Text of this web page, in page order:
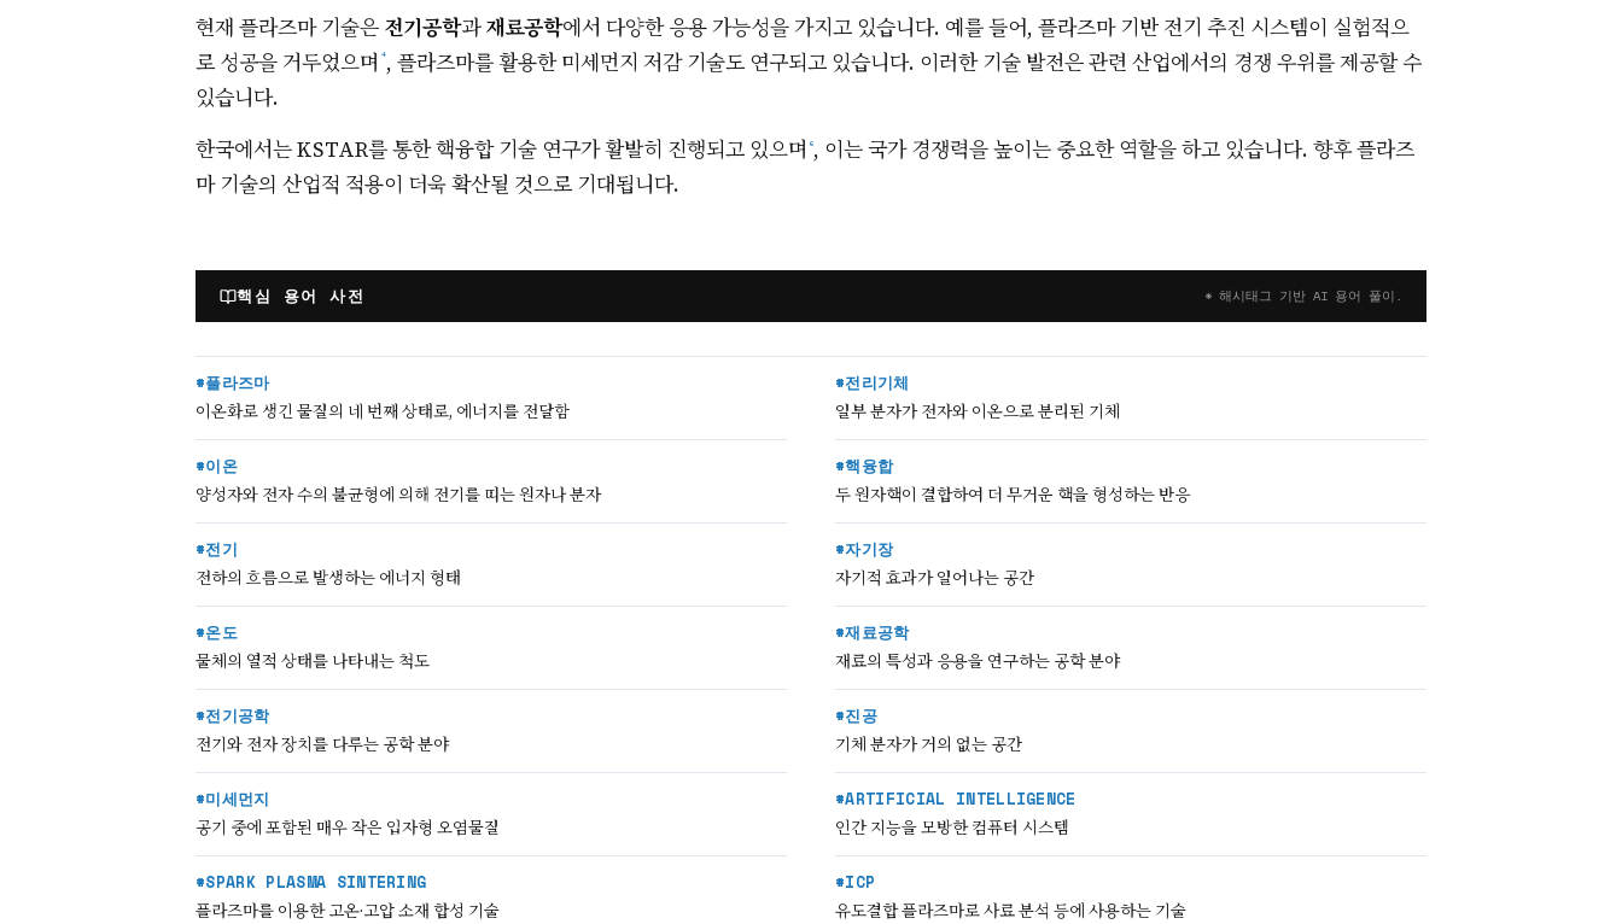
현재 플라즈마 기술은 전기공학과재료공학에서 다양한 응용 가능성을 가지고 있습니다. 예를 들어, 플라즈마 기반 전기 추진 시스템이 실험적으
로 성공을 거두었으며 ⁴, 플라즈마를 활용한 미세먼지 저감 기술도 연구되고 있습니다. 이러한 기술 발전은 관련 산업에서의 경쟁 우위를 제공할 수
있습니다.
한국에서는 KSTAR를 통한 핵융합 기술 연구가 활발히 진행되고 있으며 ⁶, 이는 국가 경쟁력을 높이는 중요한 역할을 하고 있습니다. 향후 플라즈
마 기술의 산업적 적용이 더욱 확산될 것으로 기대됩니다.
핵심 용어 사전 * 해시태그 기반 AI 용어 풀이.
#플라즈마
이온화로 생긴 물질의 네 번째 상태로, 에너지를 전달함
#전리기체
일부 분자가 전자와 이온으로 분리된 기체
#이온
양성자와 전자 수의 불균형에 의해 전기를 띠는 원자나 분자
#핵융합
두 원자핵이 결합하여 더 무거운 핵을 형성하는 반응
#전기
전하의 흐름으로 발생하는 에너지 형태
#자기장
자기적 효과가 일어나는 공간
#온도
물체의 열적 상태를 나타내는 척도
#재료공학
재료의 특성과 응용을 연구하는 공학 분야
#전기공학
전기와 전자 장치를 다루는 공학 분야
#진공
기체 분자가 거의 없는 공간
#미세먼지
공기 중에 포함된 매우 작은 입자형 오염물질
#ARTIFICIAL INTELLIGENCE
인간 지능을 모방한 컴퓨터 시스템
#SPARK PLASMA SINTERING
플라즈마를 이용한 고온·고압 소재 합성 기술
#ICP
유도결합 플라즈마로 사료 분석 등에 사용하는 기술